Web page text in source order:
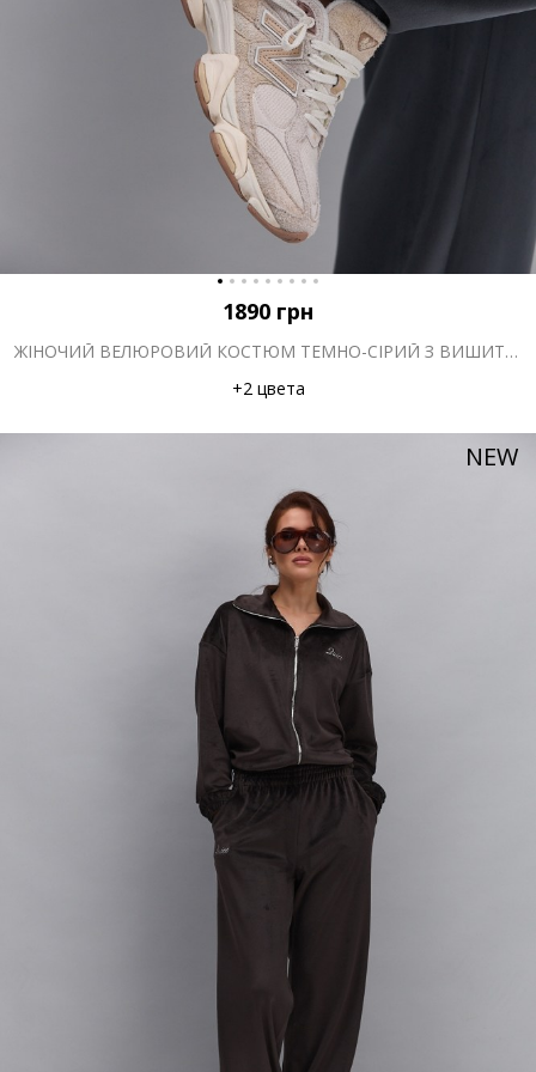
1890 грн
ЖІНОЧИЙ ВЕЛЮРОВИЙ КОСТЮМ ТЕМНО-СІРИЙ З ВИШИТИМ НАПИСОМ 2UIET
+2 цвета
NEW